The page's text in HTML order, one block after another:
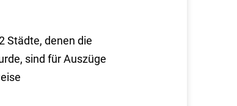
Städte, denen die
sind für Auszüge